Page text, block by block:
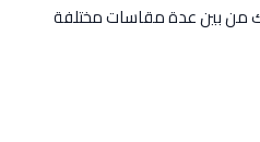
من بين عدة مقاسات مختلفة